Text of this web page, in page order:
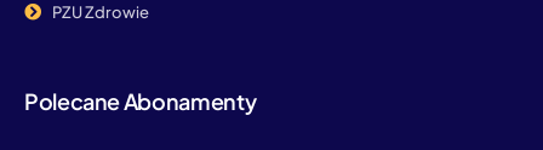
PZU Zdrowie
Polecane Abonamenty